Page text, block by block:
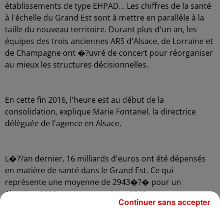
établissements de type EHPAD... Les chiffres de la santé
à l'échelle du Grand Est sont à mettre en parallèle à la
taille du nouveau territoire. Durant plus d'un an, les
équipes des trois anciennes ARS d'Alsace, de Lorraine et
de Champagne ont �?uvré de concert pour réorganiser
au mieux les structures décisionnelles.
En cette fin 2016, l'heure est au début de la
consolidation, explique Marie Fontanel, la directrice
déléguée de l'agence en Alsace.
L�??an dernier, 16 milliards d'euros ont été dépensés
en matière de santé dans le Grand Est. Ce qui
représente une moyenne de 2943�?� pour un
Alsacien, 2898 pour un Lorrain et 2765 pour un
Continuer sans accepter